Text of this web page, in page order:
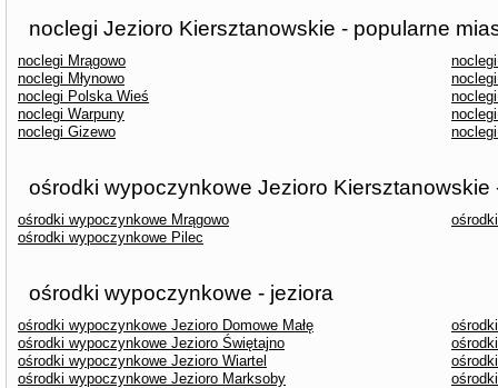
noclegi Jezioro Kiersztanowskie - popularne
noclegi Mrągowo
noclegi Młynowo
noclegi Polska Wieś
noclegi Warpuny
noclegi Gizewo
ośrodki wypoczynkowe Jezioro Kiersztanowskie
ośrodki wypoczynkowe Mrągowo
ośrodki wypoczynkowe Pilec
ośrodki wypoczynkowe - jeziora
ośrodki wypoczynkowe Jezioro Domowe Małę
ośrodki wypoczynkowe Jezioro Świętajno
ośrodki wypoczynkowe Jezioro Wiartel
ośrodki wypoczynkowe Jezioro Marksoby